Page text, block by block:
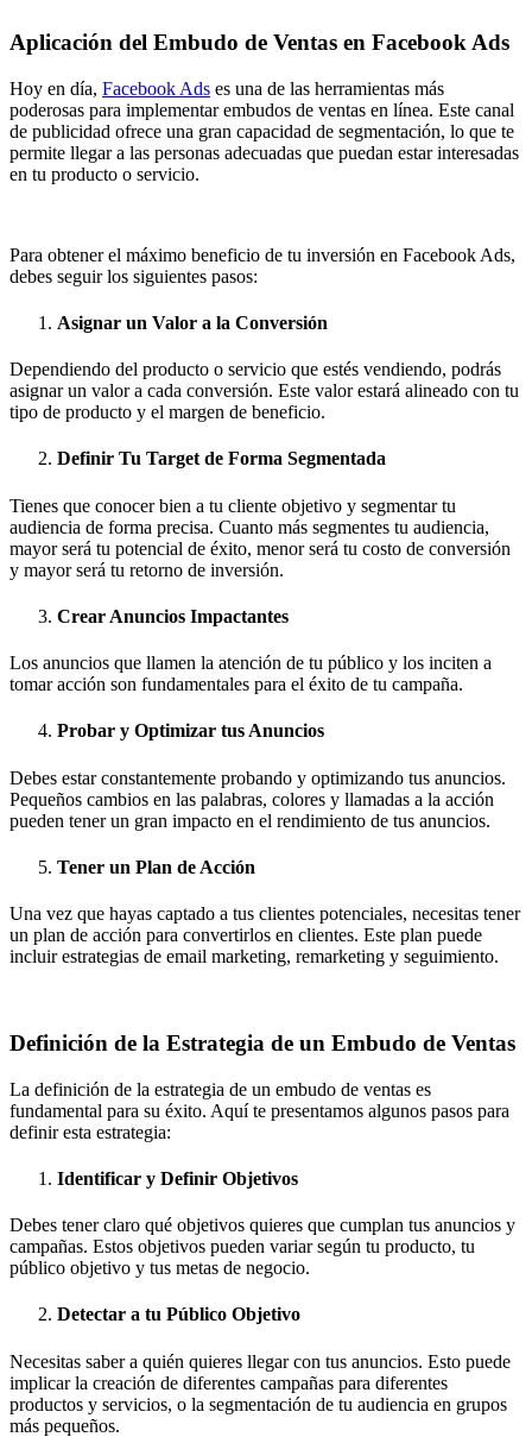
Aplicación del Embudo de Ventas en Facebook Ads
Hoy en día, Facebook Ads es una de las herramientas más
poderosas para implementar embudos de ventas en línea. Este canal
de publicidad ofrece una gran capacidad de segmentación, lo que te
permite llegar a las personas adecuadas que puedan estar interesadas
en tu producto o servicio.
Para obtener el máximo beneficio de tu inversión en Facebook Ads,
debes seguir los siguientes pasos:
Asignar un Valor a la Conversión
Dependiendo del producto o servicio que estés vendiendo, podrás
asignar un valor a cada conversión. Este valor estará alineado con tu
tipo de producto y el margen de beneficio.
Definir Tu Target de Forma Segmentada
Tienes que conocer bien a tu cliente objetivo y segmentar tu
audiencia de forma precisa. Cuanto más segmentes tu audiencia,
mayor será tu potencial de éxito, menor será tu costo de conversión
y mayor será tu retorno de inversión.
Crear Anuncios Impactantes
Los anuncios que llamen la atención de tu público y los inciten a
tomar acción son fundamentales para el éxito de tu campaña.
Probar y Optimizar tus Anuncios
Debes estar constantemente probando y optimizando tus anuncios.
Pequeños cambios en las palabras, colores y llamadas a la acción
pueden tener un gran impacto en el rendimiento de tus anuncios.
Tener un Plan de Acción
Una vez que hayas captado a tus clientes potenciales, necesitas tener
un plan de acción para convertirlos en clientes. Este plan puede
incluir estrategias de email marketing, remarketing y seguimiento.
Definición de la Estrategia de un Embudo de Ventas
La definición de la estrategia de un embudo de ventas es
fundamental para su éxito. Aquí te presentamos algunos pasos para
definir esta estrategia:
Identificar y Definir Objetivos
Debes tener claro qué objetivos quieres que cumplan tus anuncios y
campañas. Estos objetivos pueden variar según tu producto, tu
público objetivo y tus metas de negocio.
Detectar a tu Público Objetivo
Necesitas saber a quién quieres llegar con tus anuncios. Esto puede
implicar la creación de diferentes campañas para diferentes
productos y servicios, o la segmentación de tu audiencia en grupos
más pequeños.